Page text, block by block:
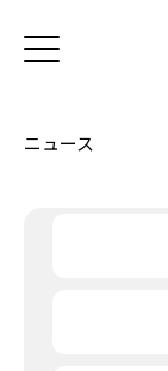
ニュース